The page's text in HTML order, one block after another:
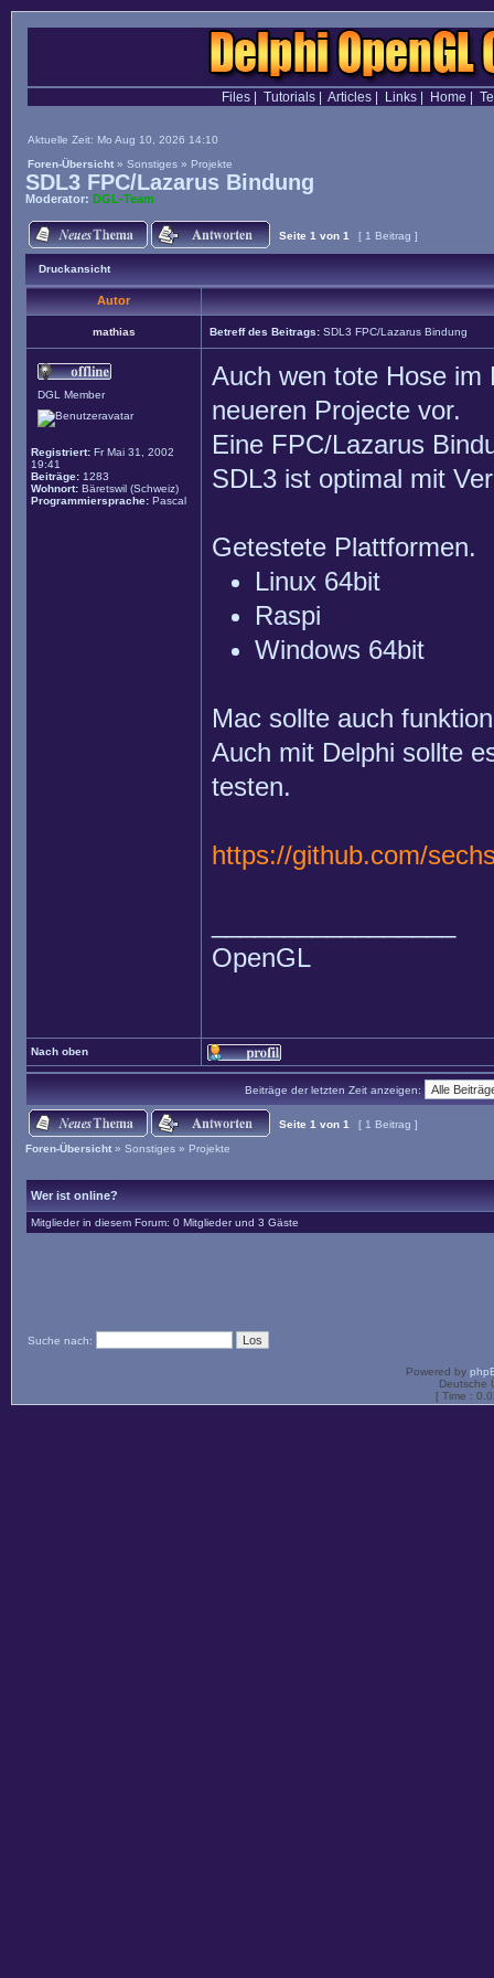
Files| Tutorials| Articles| Links| Home
Aktuelle Zeit: Mo Aug 10, 2026 14:10
Foren-Übersicht » Sonstiges » Projekte
SDL3 FPC/Lazarus Bindung
Moderator: DGL-Team
Seite 1 von 1 [ 1 Beitrag ]
Druckansicht
Autor
mathias Betreff des Beitrags: SDL3 FPC/Lazarus Bindung
DGL Member
Registriert: Fr Mai 31, 2002
19:41
Beiträge: 1283
Wohnort: Bäretswil (Schweiz)
Programmiersprache: Pascal
Auch wen tote Hose im
neueren Projecte vor.
Eine FPC/Lazarus
SDL3 ist optimal mit
Getestete Plattformen.
Linux 64bit
Raspi
Windows 64bit
Mac sollte auch
Auch mit Delphi sollte
testen.
https://github.com/
OpenGL
Nach oben
Beiträge der letzten Zeit anzeigen:
Seite 1 von 1
[ 1 Beitrag ]
Foren-Übersicht » Sonstiges » Projekte
Wer ist online?
Mitglieder in diesem Forum: 0 Mitglieder und 3 Gäste
Suche nach:
Powered by
Deutsche
[ Time :